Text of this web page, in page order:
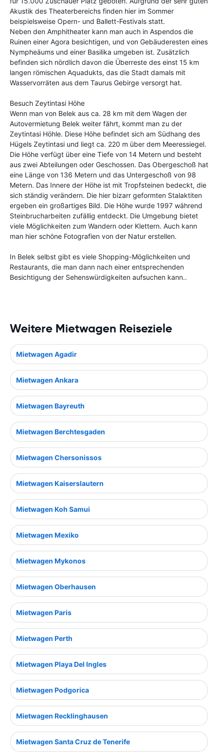
Akustik des Theaterbereichs finden hier im Sommer
beispielsweise Opern- und Ballett-Festivals statt.
Neben den Amphitheater kann man auch in Aspendos die
Ruinen einer Agora besichtigen, und von Gebäuderesten eines
Nympheäums und einer Basilika umgeben ist. Zusätzlich
befinden sich nördlich davon die Überreste des einst 15 km
langen römischen Aquadukts, das die Stadt damals mit
Wasservorräten aus dem Taurus Gebirge versorgt hat.
Besuch Zeytintasi Höhe
Wenn man von Belek aus ca. 28 km mit dem Wagen der
Autovermietung Belek weiter fährt, kommt man zu der
Zeytintasi Höhle. Diese Höhe befindet sich am Südhang des
Hügels Zeytintasi und liegt ca. 220 m über dem Meeressiegel.
Die Höhe verfügt über eine Tiefe von 14 Metern und besteht
aus zwei Abteilungen oder Geschossen. Das Obergeschoß hat
eine Länge von 136 Metern und das Untergeschoß von 98
Metern. Das Innere der Höhe ist mit Tropfsteinen bedeckt, die
sich ständig verändern. Die hier bizarr geformten Stalaktiten
ergeben ein großartiges Bild. Die Höhe wurde 1997 während
Steinbrucharbeiten zufällig entdeckt. Die Umgebung bietet
viele Möglichkeiten zum Wandern oder Klettern. Auch kann
man hier schöne Fotografien von der Natur erstellen.
In Belek selbst gibt es viele Shopping-Möglichkeiten und
Restaurants, die man dann nach einer entsprechenden
Besichtigung der Sehenswürdigkeiten aufsuchen kann..
Weitere Mietwagen Reiseziele
Mietwagen Agadir
Mietwagen Ankara
Mietwagen Bayreuth
Mietwagen Berchtesgaden
Mietwagen Chersonissos
Mietwagen Kaiserslautern
Mietwagen Koh Samui
Mietwagen Mexiko
Mietwagen Mykonos
Mietwagen Oberhausen
Mietwagen Paris
Mietwagen Perth
Mietwagen Playa Del Ingles
Mietwagen Podgorica
Mietwagen Recklinghausen
Mietwagen Santa Cruz de Tenerife